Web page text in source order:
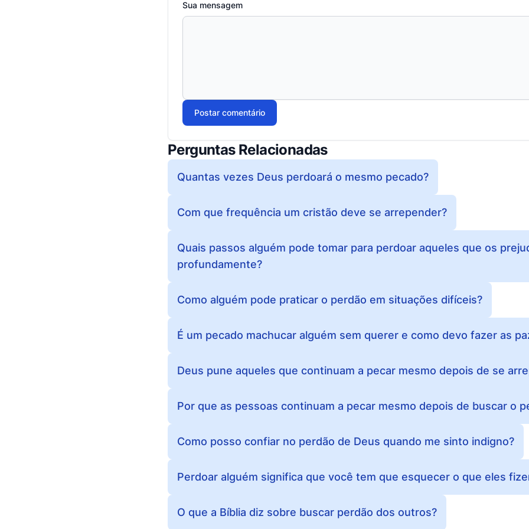
Sua mensagem
Postar comentário
Perguntas Relacionadas
Quantas vezes Deus perdoará o mesmo pecado?
Com que frequência um cristão deve se arrepender?
Quais passos alguém pode tomar para perdoar aqueles que os
profundamente?
Como alguém pode praticar o perdão em situações difíceis?
É um pecado machucar alguém sem querer e como devo fazer as
Deus pune aqueles que continuam a pecar mesmo depois de se
Por que as pessoas continuam a pecar mesmo depois de buscar o
Como posso confiar no perdão de Deus quando me sinto indigno?
Perdoar alguém significa que você tem que esquecer o que eles
O que a Bíblia diz sobre buscar perdão dos outros?